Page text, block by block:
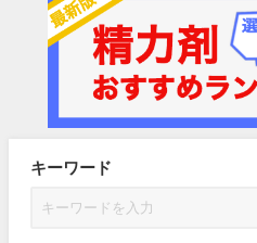
キーワード